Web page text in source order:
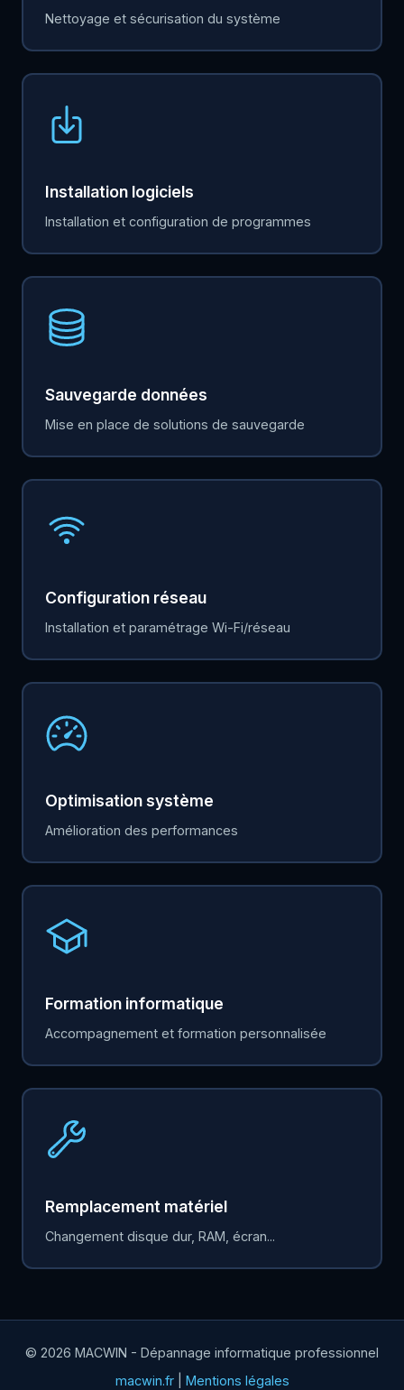
Nettoyage et sécurisation du système
Installation logiciels
Installation et configuration de programmes
Sauvegarde données
Mise en place de solutions de sauvegarde
Configuration réseau
Installation et paramétrage Wi-Fi/réseau
Optimisation système
Amélioration des performances
Formation informatique
Accompagnement et formation personnalisée
Remplacement matériel
Changement disque dur, RAM, écran...
© 2026 MACWIN - Dépannage informatique professionnel
macwin.fr| Mentions légales